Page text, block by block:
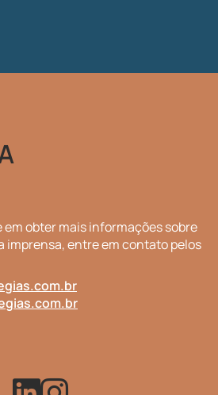
obter mais informações sobre
imprensa, entre em contato pelos